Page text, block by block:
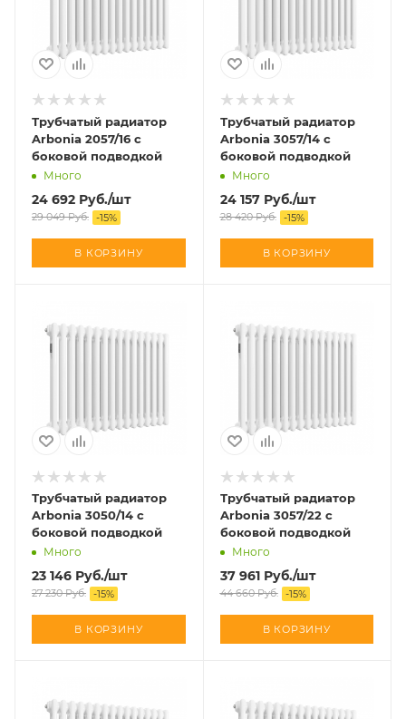
Трубчатый радиатор
Arbonia 2057/16 с
боковой подводкой
Много
24 692 Руб./шт
29 049Руб. -15%
В КОРЗИНУ
Трубчатый радиатор
Arbonia 3057/14 с
боковой подводкой
Много
24 157Руб./шт
28 420Руб. -15%
В КОРЗИНУ
Трубчатый радиатор
Arbonia 3050/14 с
боковой подводкой
Много
23 146 Руб./шт
27 230Руб. -15%
В КОРЗИНУ
Трубчатый радиатор
Arbonia 3057/22 с
боковой подводкой
Много
37 961Руб./шт
44 660Руб. -15%
В КОРЗИНУ